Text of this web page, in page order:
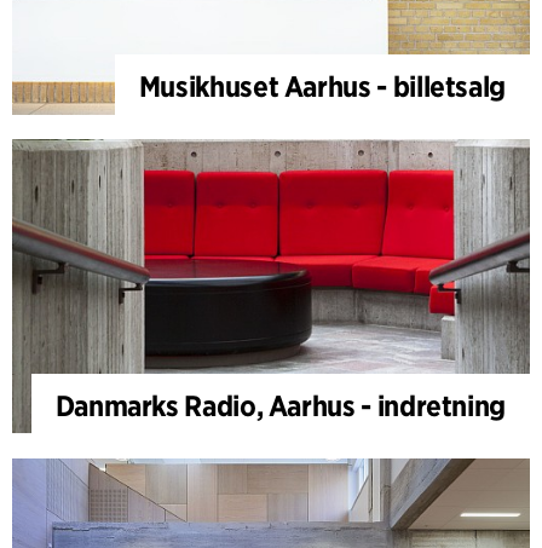
Musikhuset Aarhus - billetsalg
Danmarks Radio, Aarhus - indretning